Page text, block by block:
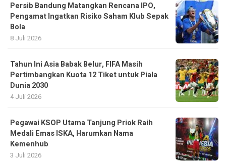
Persib Bandung Matangkan Rencana IPO,
Pengamat Ingatkan Risiko Saham Klub Sepak
Bola
8 Juli 2026
Tahun Ini Asia Babak Belur, FIFA Masih
Pertimbangkan Kuota 12 Tiket untuk Piala
Dunia 2030
4 Juli 2026
Pegawai KSOP Utama Tanjung Priok Raih
Medali Emas ISKA, Harumkan Nama
Kemenhub
3 Juli 2026